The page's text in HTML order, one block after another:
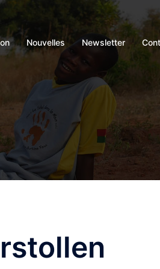
Nouvelles Newsletter